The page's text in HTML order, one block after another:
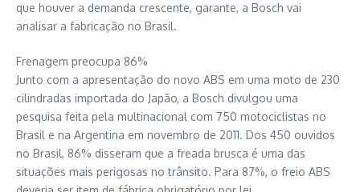
que houver a demanda crescente, garante, a Bosch vai
analisar a fabricação no Brasil.
Frenagem preocupa 86%
Junto com a apresentação do novo ABS em uma moto de 230
cilindradas importada do Japão, a Bosch divulgou uma
pesquisa feita pela multinacional com 750 motociclistas no
Brasil e na Argentina em novembro de 2011. Dos 450 ouvidos
no Brasil, 86% disseram que a freada brusca é uma das
situações mais perigosas no trânsito. Para 87%, o freio ABS